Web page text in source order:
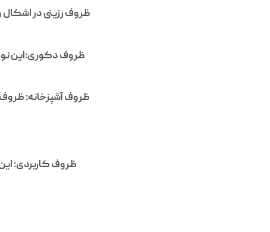
ظروف رزینی در اشکال
ظروف دکوری:این
ظروف آشپزخانه: ظروف
ظروف کاربردی: